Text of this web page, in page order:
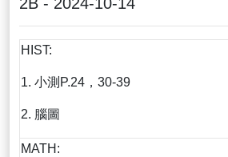
HIST:
1. 小測P.24，30-39
2. 腦圖
MATH: